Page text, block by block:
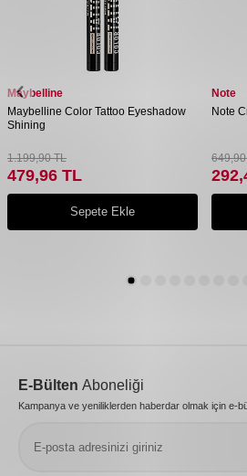
Maybelline
Maybelline Color Tattoo Eyeshadow
Shining
1.199,90TL
479,96 TL
Sepete Ekle
Note
Note
649,90
E-Bülten Aboneliği
Kampanya ve yeniliklerden haberdar olmak için e-